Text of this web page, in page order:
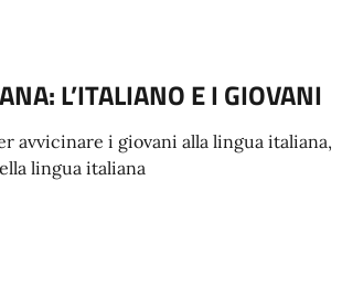
L’ITALIANO E I GIOVANI
avvicinare i giovani alla lingua italiana,
lingua italiana